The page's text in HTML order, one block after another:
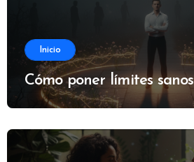
Inicio
Cómo poner límites sanos